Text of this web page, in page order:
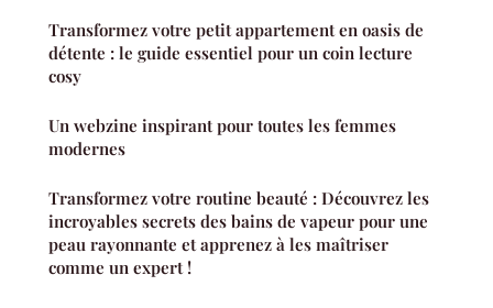
Transformez votre petit appartement en oasis de
détente : le guide essentiel pour un coin lecture
cosy
Un webzine inspirant pour toutes les femmes
modernes
Transformez votre routine beauté : Découvrez les
incroyables secrets des bains de vapeur pour une
peau rayonnante et apprenez à les maîtriser
comme un expert !